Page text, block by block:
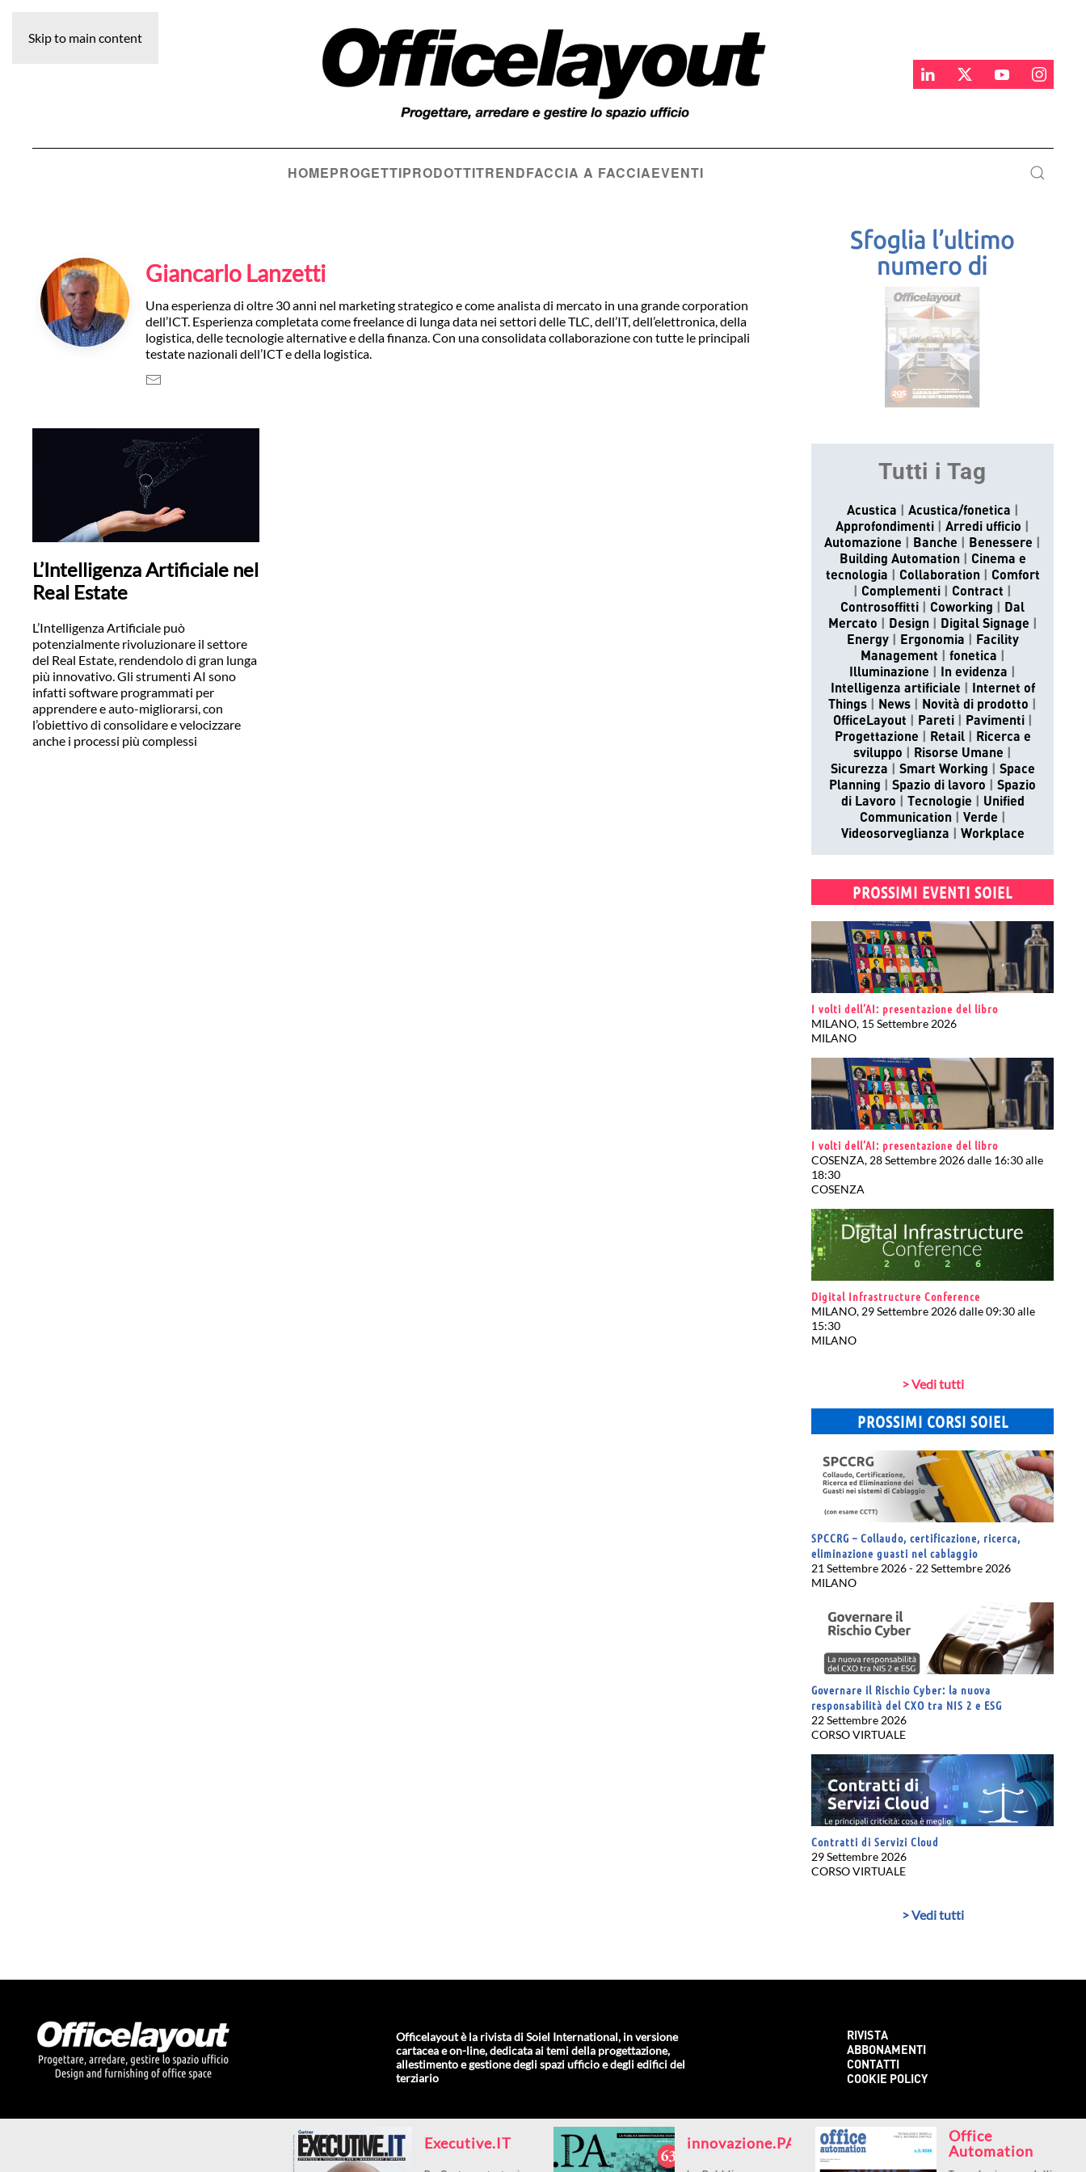
Skip to main content
HOMEPROGETTIPRODOTTITRENDFACCIA A FACCIAEVENTI
Giancarlo Lanzetti
Una esperienza di oltre 30 anni nel marketing strategico e come analista di mercato in una grande corporation
dell’ICT. Esperienza completata come freelance di lunga data nei settori delle TLC, dell’IT, dell’elettronica, della
logistica, delle tecnologie alternative e della finanza. Con una consolidata collaborazione con tutte le principali
testate nazionali dell’ICT e della logistica.
L’Intelligenza Artificiale nel
Real Estate
L’Intelligenza Artificiale può
potenzialmente rivoluzionare il settore
del Real Estate, rendendolo di gran lunga
più innovativo. Gli strumenti AI sono
infatti software programmati per
apprendere e auto-migliorarsi, con
l’obiettivo di consolidare e velocizzare
anche i processi più complessi
Tutti i Tag
Acustica
Acustica/fonetica
Approfondimenti
Arredi ufficio
Automazione
Banche
Benessere
Building Automation
Cinema e
tecnologia
Collaboration
Comfort
Complementi
Contract
Controsoffitti
Coworking
Dal
Mercato
Design
Digital Signage
Energy
Ergonomia
Facility
Management
fonetica
Illuminazione
In evidenza
Intelligenza artificiale
Internet of
Things
News
Novità di prodotto
OfficeLayout
Pareti
Pavimenti
Progettazione
Retail
Ricerca e
sviluppo
Risorse Umane
Sicurezza
Smart Working
Space
Planning
Spazio di lavoro
Spazio
di Lavoro
Tecnologie
Unified
Communication
Verde
Videosorveglianza
Workplace
PROSSIMI EVENTI SOIEL
I volti dell’AI: presentazione del libro
MILANO, 15 Settembre 2026
MILANO
I volti dell’AI: presentazione del libro
COSENZA, 28 Settembre 2026 dalle 16:30 alle
18:30
COSENZA
Digital Infrastructure Conference
MILANO, 29 Settembre 2026 dalle 09:30 alle
15:30
MILANO
> Vedi tutti
PROSSIMI CORSI SOIEL
SPCCRG – Collaudo, certificazione, ricerca,
eliminazione guasti nel cablaggio
21 Settembre 2026 - 22 Settembre 2026
MILANO
Governare il Rischio Cyber: la nuova
responsabilità del CXO tra NIS 2 e ESG
22 Settembre 2026
CORSO VIRTUALE
Contratti di Servizi Cloud
29 Settembre 2026
CORSO VIRTUALE
> Vedi tutti
Officelayout è la rivista di Soiel International, in versione
cartacea e on-line, dedicata ai temi della progettazione,
allestimento e gestione degli spazi ufficio e degli edifici del
terziario
RIVISTA
ABBONAMENTI
CONTATTI
COOKIE POLICY
Executive.IT innovazione.PA
Office
Automation